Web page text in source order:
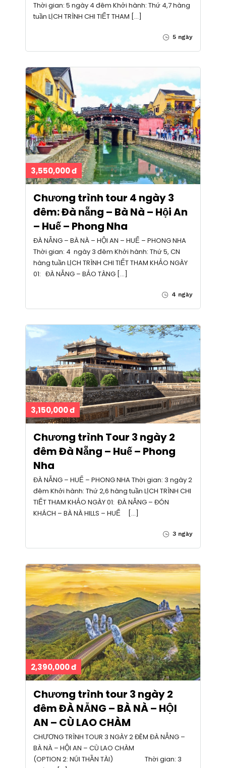
Thời gian: 5 ngày 4 đêm Khởi hành: Thứ 4,7 hàng
tuần LỊCH TRÌNH CHI TIẾT THAM […]
5 ngày
3,550,000 đ
Chương trình tour 4 ngày 3
đêm: Đà nẵng – Bà Nà – Hội An
– Huế – Phong Nha
ĐÀ NẴNG – BÀ NÀ – HỘI AN – HUẾ – PHONG NHA
Thời gian: 4 ngày 3 đêm Khởi hành: Thứ 5, CN
hàng tuần LỊCH TRÌNH CHI TIẾT THAM KHẢO NGÀY
01: ĐÀ NẴNG – BẢO TÀNG […]
4 ngày
3,150,000 đ
Chương trình Tour 3 ngày 2
đêm Đà Nẵng – Huế – Phong
Nha
ĐÀ NẴNG – HUẾ – PHONG NHA Thời gian: 3 ngày 2
đêm Khởi hành: Thứ 2,6 hàng tuần LỊCH TRÌNH CHI
TIẾT THAM KHẢO NGÀY 01: ĐÀ NẴNG – ĐÓN
KHÁCH – BÀ NÀ HILLS – HUẾ […]
3 ngày
2,390,000 đ
Chương trình tour 3 ngày 2
đêm ĐÀ NẴNG – BÀ NÀ – HỘI
AN – CÙ LAO CHÀM
CHƯƠNG TRÌNH TOUR 3 NGÀY 2 ĐÊM ĐÀ NẴNG –
BÀ NÀ – HỘI AN – CÙ LAO CHÀM
(OPTION 2: NÚI THẦN TÀI) Thời gian: 3